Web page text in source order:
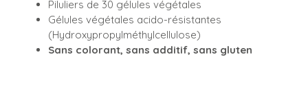
Piluliers de 30 gélules végétales
Gélules végétales acido-résistantes
(Hydroxypropylméthylcellulose)
Sans colorant, sans additif, sans gluten